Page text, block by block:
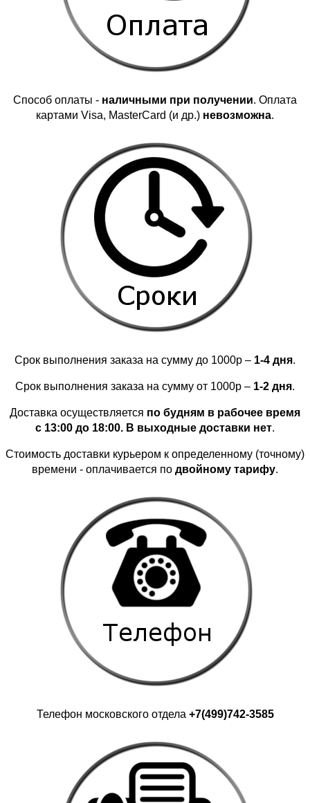
Способ оплаты - наличными при получении. Оплата
картами Visa, MasterCard (и др.) невозможна.
Срок выполнения заказа на сумму до 1000р – 1-4 дня.
Срок выполнения заказа на сумму от 1000р – 1-2 дня.
Доставка осуществляется по будням в рабочее время
с 13:00 до 18:00. В выходные доставки нет.
Стоимость доставки курьером к определенному (точному)
времени - оплачивается по двойному тарифу.
Телефон московского отдела +7(499)742-3585